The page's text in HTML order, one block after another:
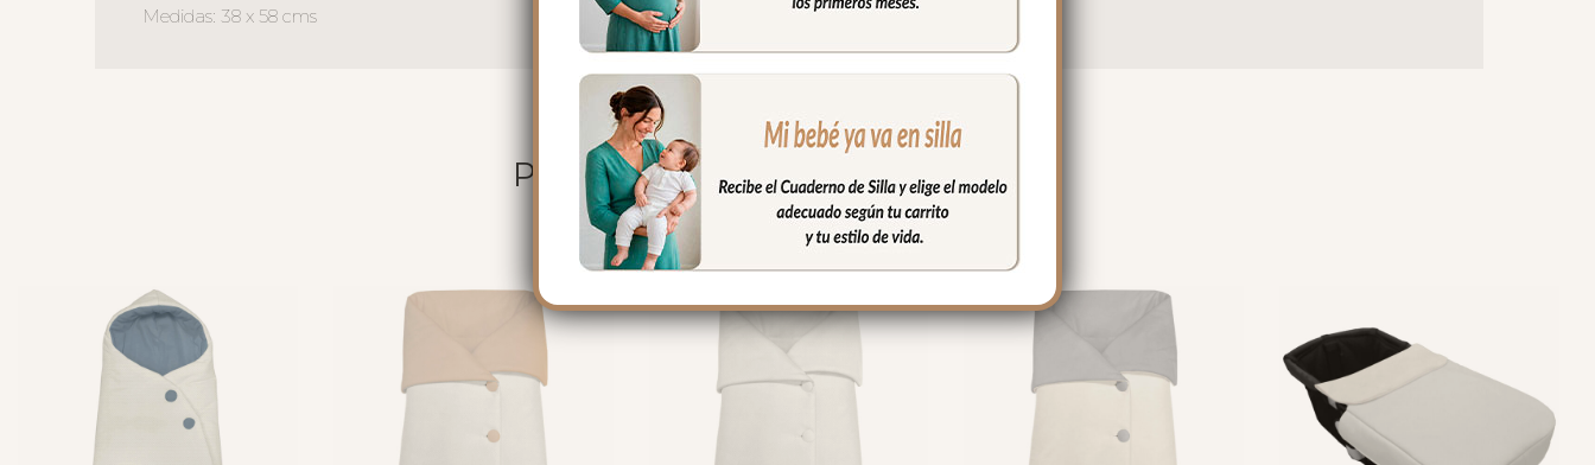
Medidas: 38 x 58 cms
PRODUCTOS RELACIONADOS